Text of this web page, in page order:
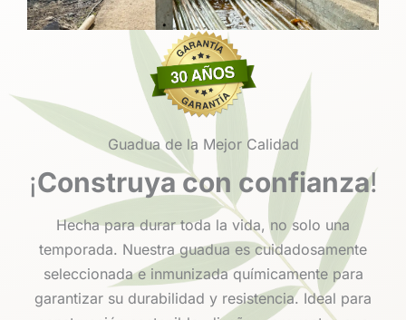
Guadua de la Mejor Calidad
¡Construya con confianza!
Hecha para durar toda la vida, no solo una
temporada. Nuestra guadua es cuidadosamente
seleccionada e inmunizada químicamente para
garantizar su durabilidad y resistencia. Ideal para